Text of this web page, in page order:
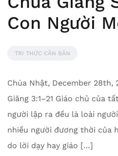
Con Người
TRI THỨC CĂN BẢN
Chúa Nhật, December 28th,
Giăng 3:1–21 Giáo chủ của
người lập ra đều là loài
nhiều người đương thời của
do lời dạy hay giáo […]